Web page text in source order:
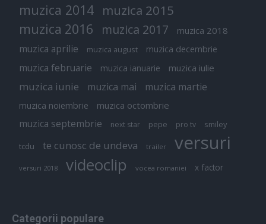
muzica 2014 muzica 2015
muzica 2016 muzica 2017 muzica 2018
muzica aprilie muzica august muzica decembrie
muzica februarie muzica ianuarie muzica iulie
muzica iunie muzica mai muzica martie
muzica noiembrie muzica octombrie
muzica septembrie next star pepe pro tv smiley
tcdu te cunosc de undeva trailer versuri
versuri 2018 videoclip vocea romaniei x factor
Categorii populare